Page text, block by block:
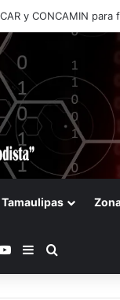
Peña para
YouTubeBarra lateral